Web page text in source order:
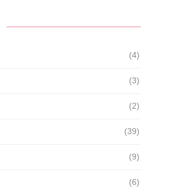
(4)
(3)
(2)
(39)
(9)
(6)